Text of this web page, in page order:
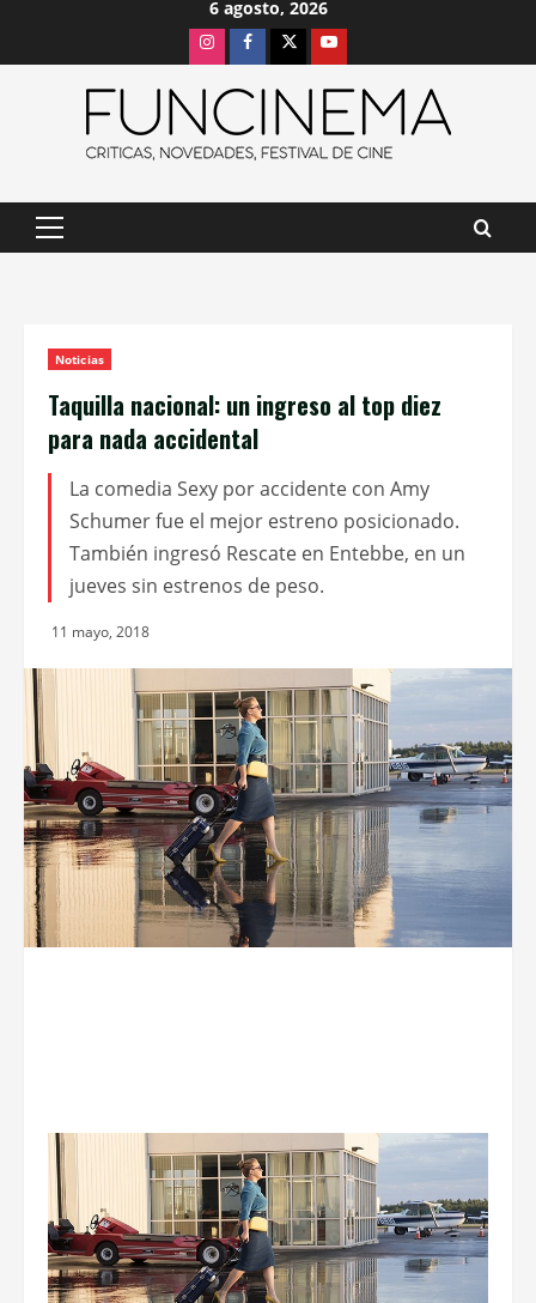
6 agosto, 2026
InstagramFacebook
X Youtube
Menú
Noticias
Taquilla nacional: un ingreso al top diez
para nada accidental
La comedia Sexy por accidente con Amy
Schumer fue el mejor estreno posicionado.
También ingresó Rescate en Entebbe, en un
jueves sin estrenos de peso.
11 mayo, 2018